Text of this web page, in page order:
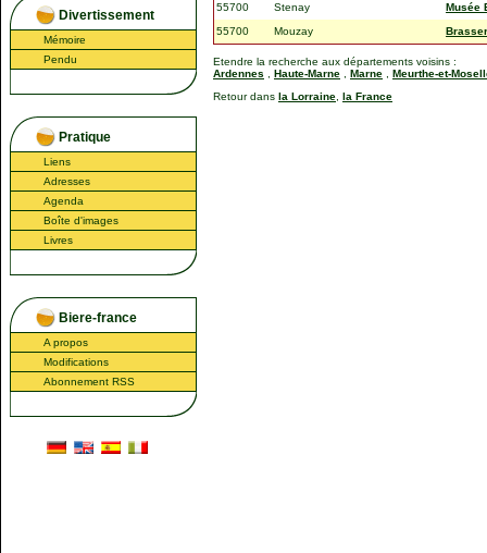
Divertissement
Mémoire
Pendu
Pratique
Liens
Adresses
Agenda
Boîte d'images
Livres
Biere-france
A propos
Modifications
Abonnement RSS
55700
Stenay
Musée
55700
Mouzay
Etendre la recherche aux départements voisins :
Ardennes
Haute-Marne Marne
Meurthe-et-
Retour dans la Lorraine la France